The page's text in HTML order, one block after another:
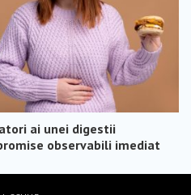
ai unei digestii
observabili imediat